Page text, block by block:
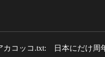
カコッコ.txt: 日本にだけ周